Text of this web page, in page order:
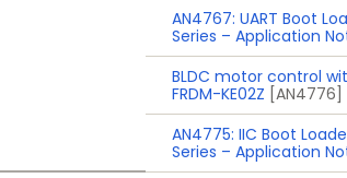
AN4767: UART Boot
Series – Application
BLDC motor control
FRDM-KE02Z [AN4776]
AN4775: IIC Boot
Series – Application